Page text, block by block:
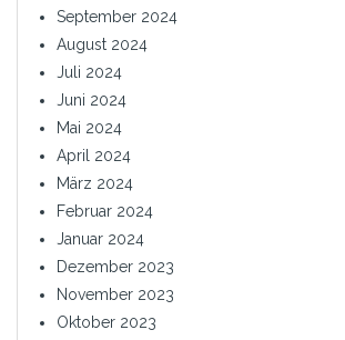
September 2024
August 2024
Juli 2024
Juni 2024
Mai 2024
April 2024
März 2024
Februar 2024
Januar 2024
Dezember 2023
November 2023
Oktober 2023